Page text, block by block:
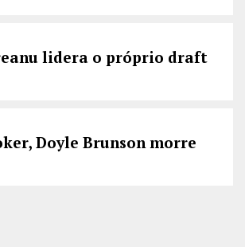
lidera o próprio draft
Doyle Brunson morre